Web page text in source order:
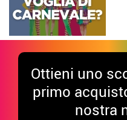
Ottieni uno
primo
nostra